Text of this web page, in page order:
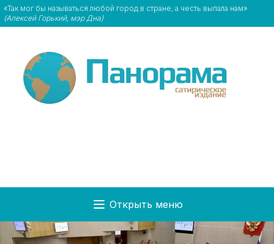
«Так мог бы называться любой город в стране, а честь выпала нам»
(Алексей Горький, мэр Дна)
Открыть меню